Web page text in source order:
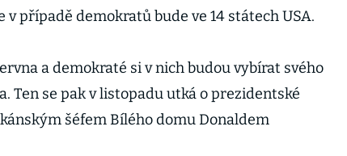
případě demokratů bude ve 14 státech USA.
a demokraté si v nich budou vybírat svého
Ten se pak v listopadu utká o prezidentské
šéfem Bílého domu Donaldem